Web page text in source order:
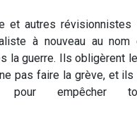
et autres révisionnistes
à nouveau au nom
la guerre. Ils obligèrent
pas faire la grève, et ils
pour empêcher